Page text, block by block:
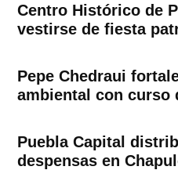
Centro Histórico de
vestirse de fiesta
Pepe Chedraui
ambiental con curso
Puebla Capital
despensas en